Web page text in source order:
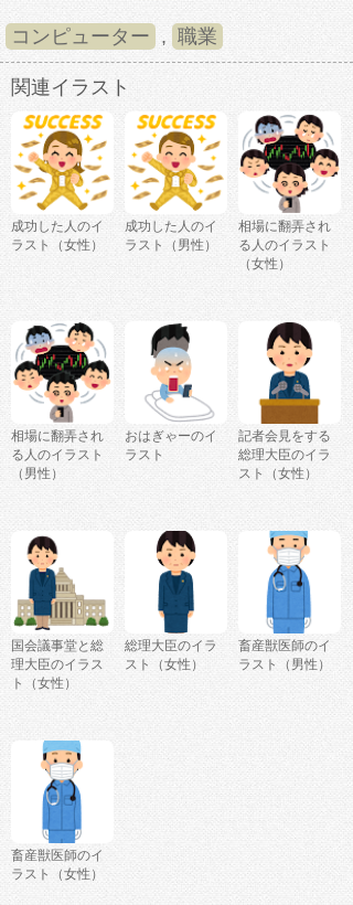
コンピューター , 職業
関連イラスト
成功した人のイ
ラスト（女性）
成功した人のイ
ラスト（男性）
相場に翻弄され
る人のイラスト
（女性）
相場に翻弄され
る人のイラスト
（男性）
おはぎゃーのイ
ラスト
記者会見をする
総理大臣のイラ
スト（女性）
国会議事堂と総
理大臣のイラス
ト（女性）
総理大臣のイラ
スト（女性）
畜産獣医師のイ
ラスト（男性）
畜産獣医師のイ
ラスト（女性）